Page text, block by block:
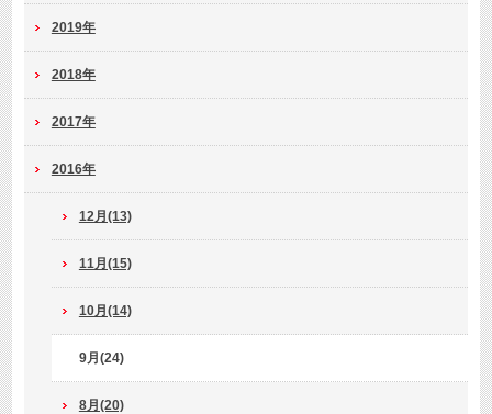
2019年
2018年
2017年
2016年
12月(13)
11月(15)
10月(14)
9月(24)
8月(20)